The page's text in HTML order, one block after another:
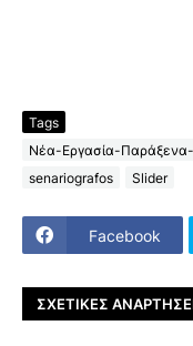
Tags
Νέα-Εργασία-Παράξενα-
senariografos
Slider
Facebook
ΣΧΕΤΙΚΈΣ